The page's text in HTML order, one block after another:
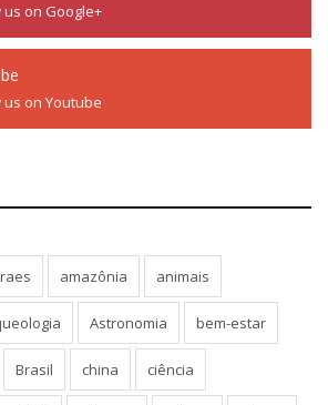
us on Google+
us on Youtube
amazônia animais
Astronomia bem-estar
Brasil china ciência